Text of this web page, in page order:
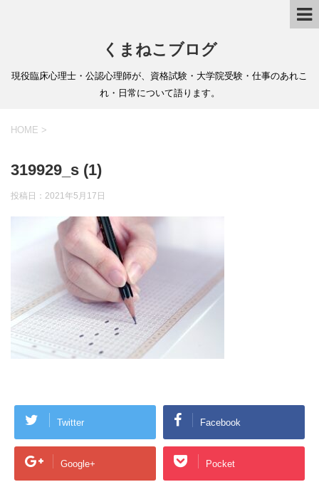
くまねこブログ
現役臨床心理士・公認心理師が、資格試験・大学院受験・仕事のあれこ
れ・日常について語ります。
HOME >
319929_s (1)
投稿日： 2021年5月17日
Twitter Facebook
Google+ Pocket